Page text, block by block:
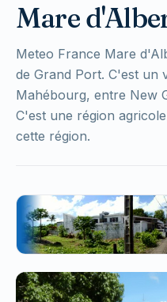
Mare
Meteo France Mare
de Grand Port. C'est un
Mahébourg, entre New
C'est une région
cette région.